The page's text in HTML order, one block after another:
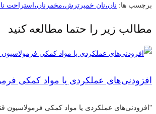
برچسب ها: نان،نان خمیرترش،مخمرنان،استراحت
مطالب زیر را حتما مطالعه کنید
افزودنی‌های عملکردی یا مواد کمکی